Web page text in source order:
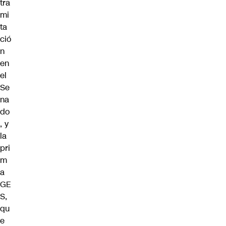
tra
mi
ta
ció
n
en
el
Se
na
do
, y
la
pri
m
a
GE
S,
qu
e